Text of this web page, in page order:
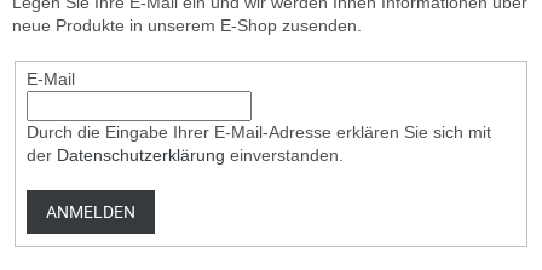
neue Produkte in unserem E-Shop zusenden.
E-Mail
Durch die Eingabe Ihrer E-Mail-Adresse erklären Sie sich mit
der Datenschutzerklärung einverstanden.
ANMELDEN